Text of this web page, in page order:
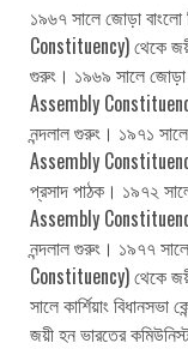
১৯৬৭ সালে জোড়া
Constituency) থেকে জয়ী
গুরুং। ১৯৬৯ সালে জোড়া
Assembly
নন্দলাল গুরুং। ১৯৭১
Assembly
প্রসাদ পাঠক। ১৯৭২
Assembly
নন্দলাল গুরুং। ১৯৭৭
Constituency) থেকে
সালে কার্শিয়াং
জয়ী হন ভারতের কমিউনিস্ট